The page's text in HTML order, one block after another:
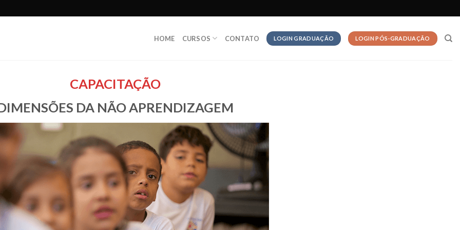
HOME CURSOS CONTATO LOGIN GRADUAÇÃO LOGIN PÓS-GRADUAÇÃO
CAPACITAÇÃO
DA NÃO APRENDIZAGEM